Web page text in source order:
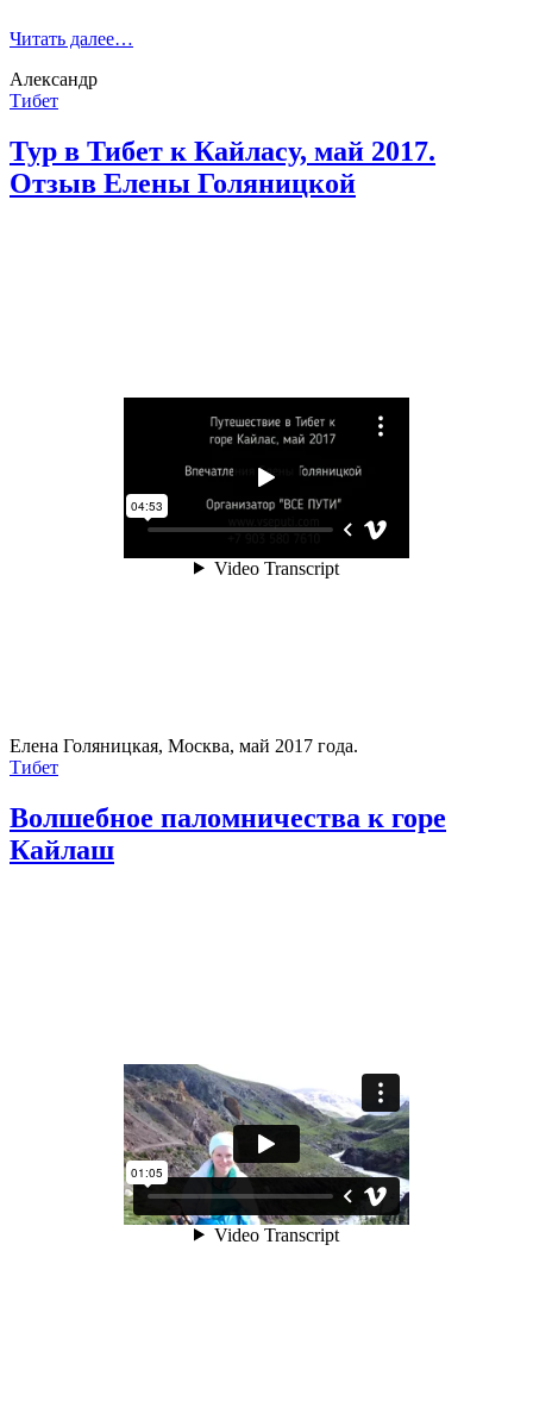
Читать далее…
Александр
Тибет
Тур в Тибет к Кайласу, май 2017.
Отзыв Елены Голяницкой
Елена Голяницкая, Москва, май 2017 года.
Тибет
Волшебное паломничества к горе
Кайлаш